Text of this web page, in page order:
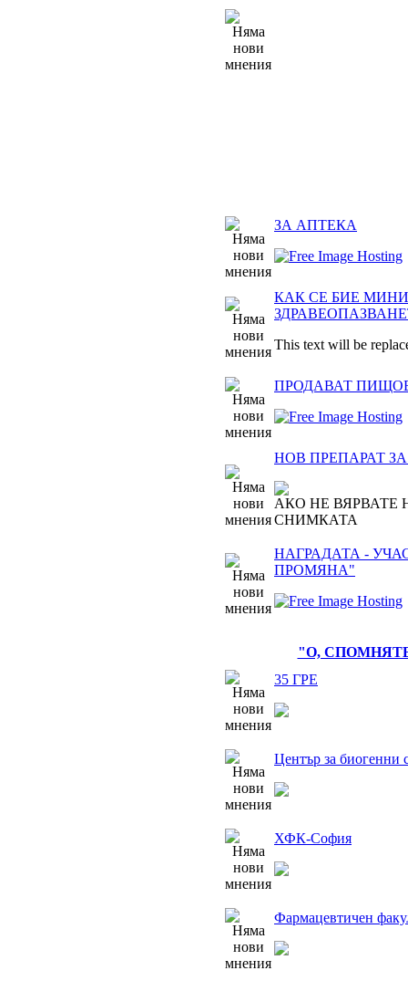
ЗА АПТЕКА
КАК СЕ БИЕ
This text will be
ПРОДАВАТ
НОВ ПРЕПАРАТ
АКО НЕ ВЯРВАТЕ
СНИМКАТА
НАГРАДАТА -
ПРОМЯНА"
"О,
35 ГРЕ
Център за биогенни
ХФК-София
Фармацевтичен